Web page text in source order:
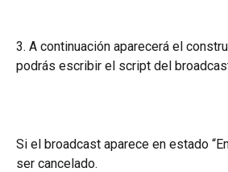
3. A continuación aparecerá el
podrás escribir el script del
Si el broadcast aparece en estado
ser cancelado.